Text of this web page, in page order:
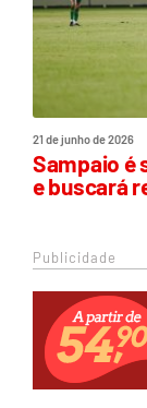
21 de junho de 2026
Sampaio é
e buscará
Publicidade